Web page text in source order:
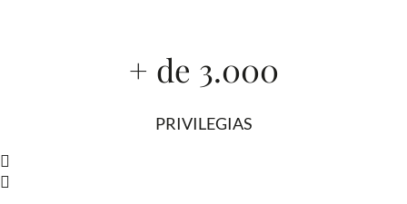
+ de 3.000
PRIVILEGIAS